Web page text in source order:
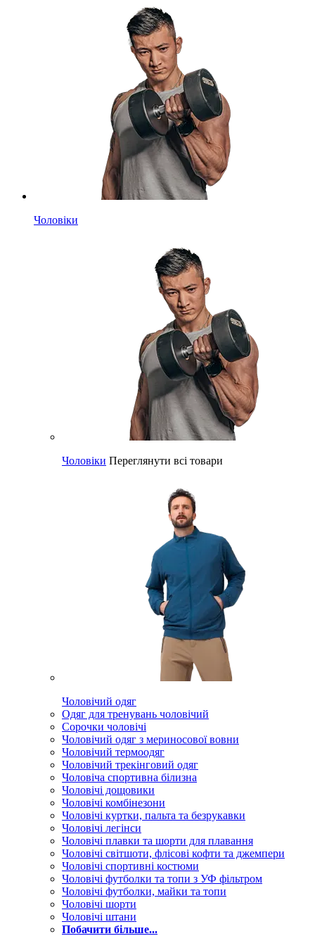
Чоловіки
Чоловіки Переглянути всі товари
Чоловічий одяг
Одяг для тренувань чоловічий
Сорочки чоловічі
Чоловічий одяг з мериносової вовни
Чоловічий термоодяг
Чоловічий трекінговий одяг
Чоловіча спортивна білизна
Чоловічі дощовики
Чоловічі комбінезони
Чоловічі куртки, пальта та безрукавки
Чоловічі легінси
Чоловічі плавки та шорти для плавання
Чоловічі світшоти, флісові кофти та джемпери
Чоловічі спортивні костюми
Чоловічі футболки та топи з УФ фільтром
Чоловічі футболки, майки та топи
Чоловічі шорти
Чоловічі штани
Побачити більше...